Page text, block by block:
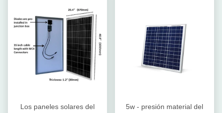
Los paneles solares del
5w - presión material del